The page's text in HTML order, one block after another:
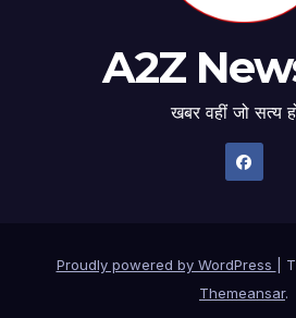
A2Z
खबर वहीं जो सत्य
Proudly powered by WordPress
Themeansar.